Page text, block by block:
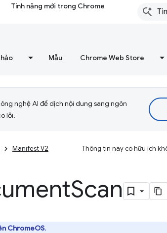
Tính năng mới trong Chrome
Mẫu Chrome Web Store
nghệ AI để dịch nội dung sang ngôn
lỗi.
Manifest V2
Thông tin này có hữu ích
Scan
ChromeOS.